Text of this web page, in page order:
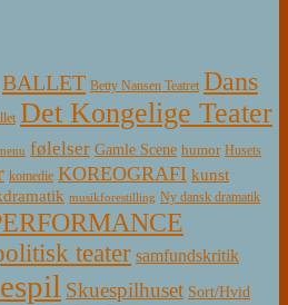
BALLET Betty Nansen Teatret Dans
Det Kongelige Teater
følelser Gamle Scene humor Husets
komedie KOREOGRAFI kunst
musikforestilling Ny dansk dramatik
teater samfundskritik
Skuespilhuset Sort/Hvid